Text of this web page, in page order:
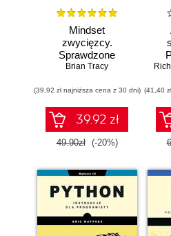
Mindset
zwycięzcy.
Sprawdzone
strategie na drodze
Brian Tracy
(39,92 zł najniższa cena z 30 dni)
39.92 zł
49.90zł (-20%)
(41,40